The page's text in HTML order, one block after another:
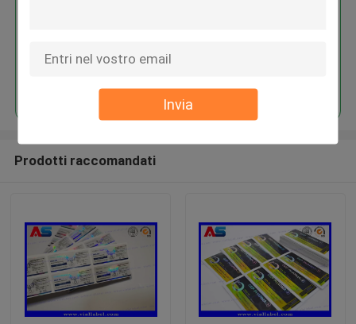
Invia
Prodotti raccomandati